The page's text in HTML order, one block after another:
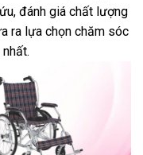
đánh giá chất lượng
ra lựa chọn chăm sóc